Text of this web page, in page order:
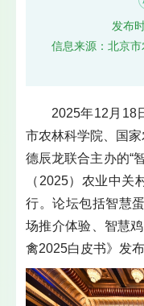
发布
信息来源：北京
2025年12月18
市农林科学院、国
德辰龙联合主办的“
（2025）农业中
行。论坛包括智慧
场推介体验、智慧
禽2025白皮书》发